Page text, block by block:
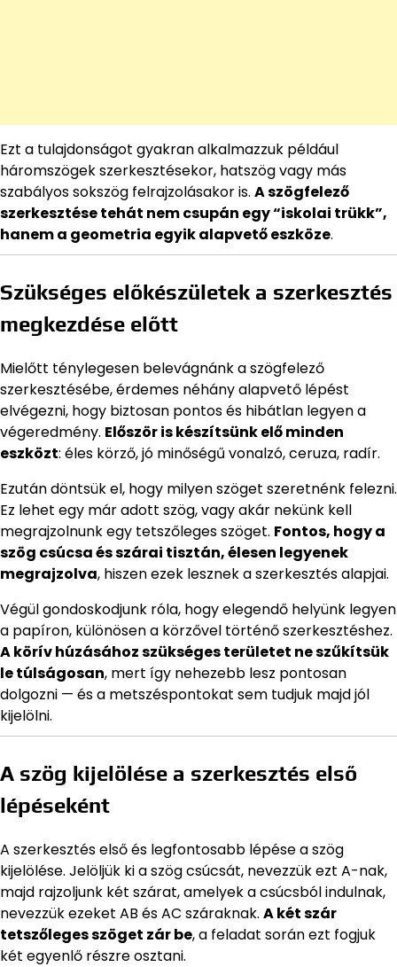
Ezt a tulajdonságot gyakran alkalmazzuk például
háromszögek szerkesztésekor, hatszög vagy más
szabályos sokszög felrajzolásakor is. A szögfelező
szerkesztése tehát nem csupán egy “iskolai trükk”,
hanem a geometria egyik alapvető eszköze.
Szükséges előkészületek a szerkesztés
megkezdése előtt
Mielőtt ténylegesen belevágnánk a szögfelező
szerkesztésébe, érdemes néhány alapvető lépést
elvégezni, hogy biztosan pontos és hibátlan legyen a
végeredmény. Először is készítsünk elő minden
eszközt: éles körző, jó minőségű vonalzó, ceruza, radír.
Ezután döntsük el, hogy milyen szöget szeretnénk felezni.
Ez lehet egy már adott szög, vagy akár nekünk kell
megrajzolnunk egy tetszőleges szöget. Fontos, hogy a
szög csúcsa és szárai tisztán, élesen legyenek
megrajzolva, hiszen ezek lesznek a szerkesztés alapjai.
Végül gondoskodjunk róla, hogy elegendő helyünk legyen
a papíron, különösen a körzővel történő szerkesztéshez.
A körív húzásához szükséges területet ne szűkítsük
le túlságosan, mert így nehezebb lesz pontosan
dolgozni — és a metszéspontokat sem tudjuk majd jól
kijelölni.
A szög kijelölése a szerkesztés első
lépéseként
A szerkesztés első és legfontosabb lépése a szög
kijelölése. Jelöljük ki a szög csúcsát, nevezzük ezt A-nak,
majd rajzoljunk két szárat, amelyek a csúcsból indulnak,
nevezzük ezeket AB és AC száraknak. A két szár
tetszőleges szöget zár be, a feladat során ezt fogjuk
két egyenlő részre osztani.